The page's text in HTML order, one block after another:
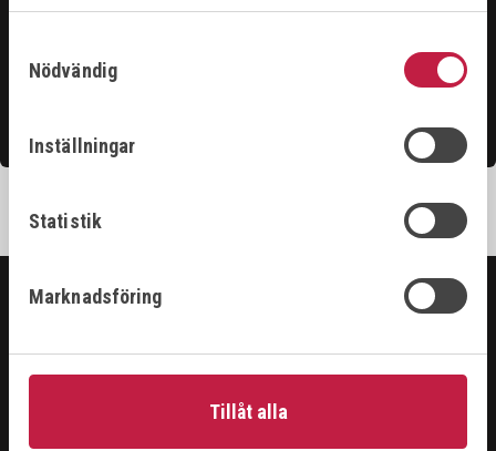
har samlat in när du har använt deras tjänster.
Nödvändig
Inställningar
Statistik
Marknadsföring
Tillåt alla
att du ska få ut det bästa ur vårt sortiment.
ARBETSPLATS